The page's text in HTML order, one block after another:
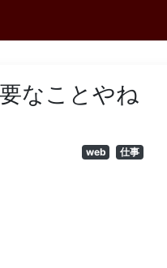
なことやね
web 仕事